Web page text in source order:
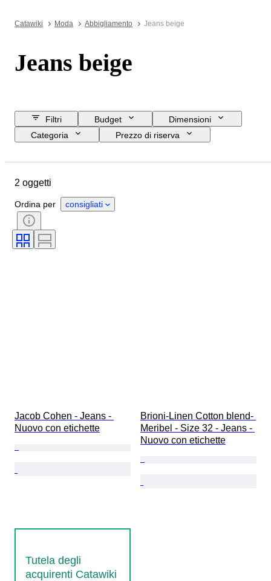
Catawiki Moda Abbigliamento Jeans beige
Jeans beige
Filtri Budget
Dimensioni
Categoria
Prezzo di riserva
Genere
Epoca
2 oggetti
Ordina per consigliati
Jacob Cohen - Jeans -
Nuovo con etichette
Brioni-Linen Cotton blend-
Meribel - Size 32 - Jeans -
Nuovo con etichette
Tutela degli
acquirenti Catawiki